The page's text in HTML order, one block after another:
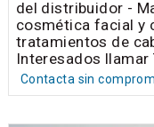
del distribuidor -
cosmética facial y
tratamientos de
Interesados
Contacta sin